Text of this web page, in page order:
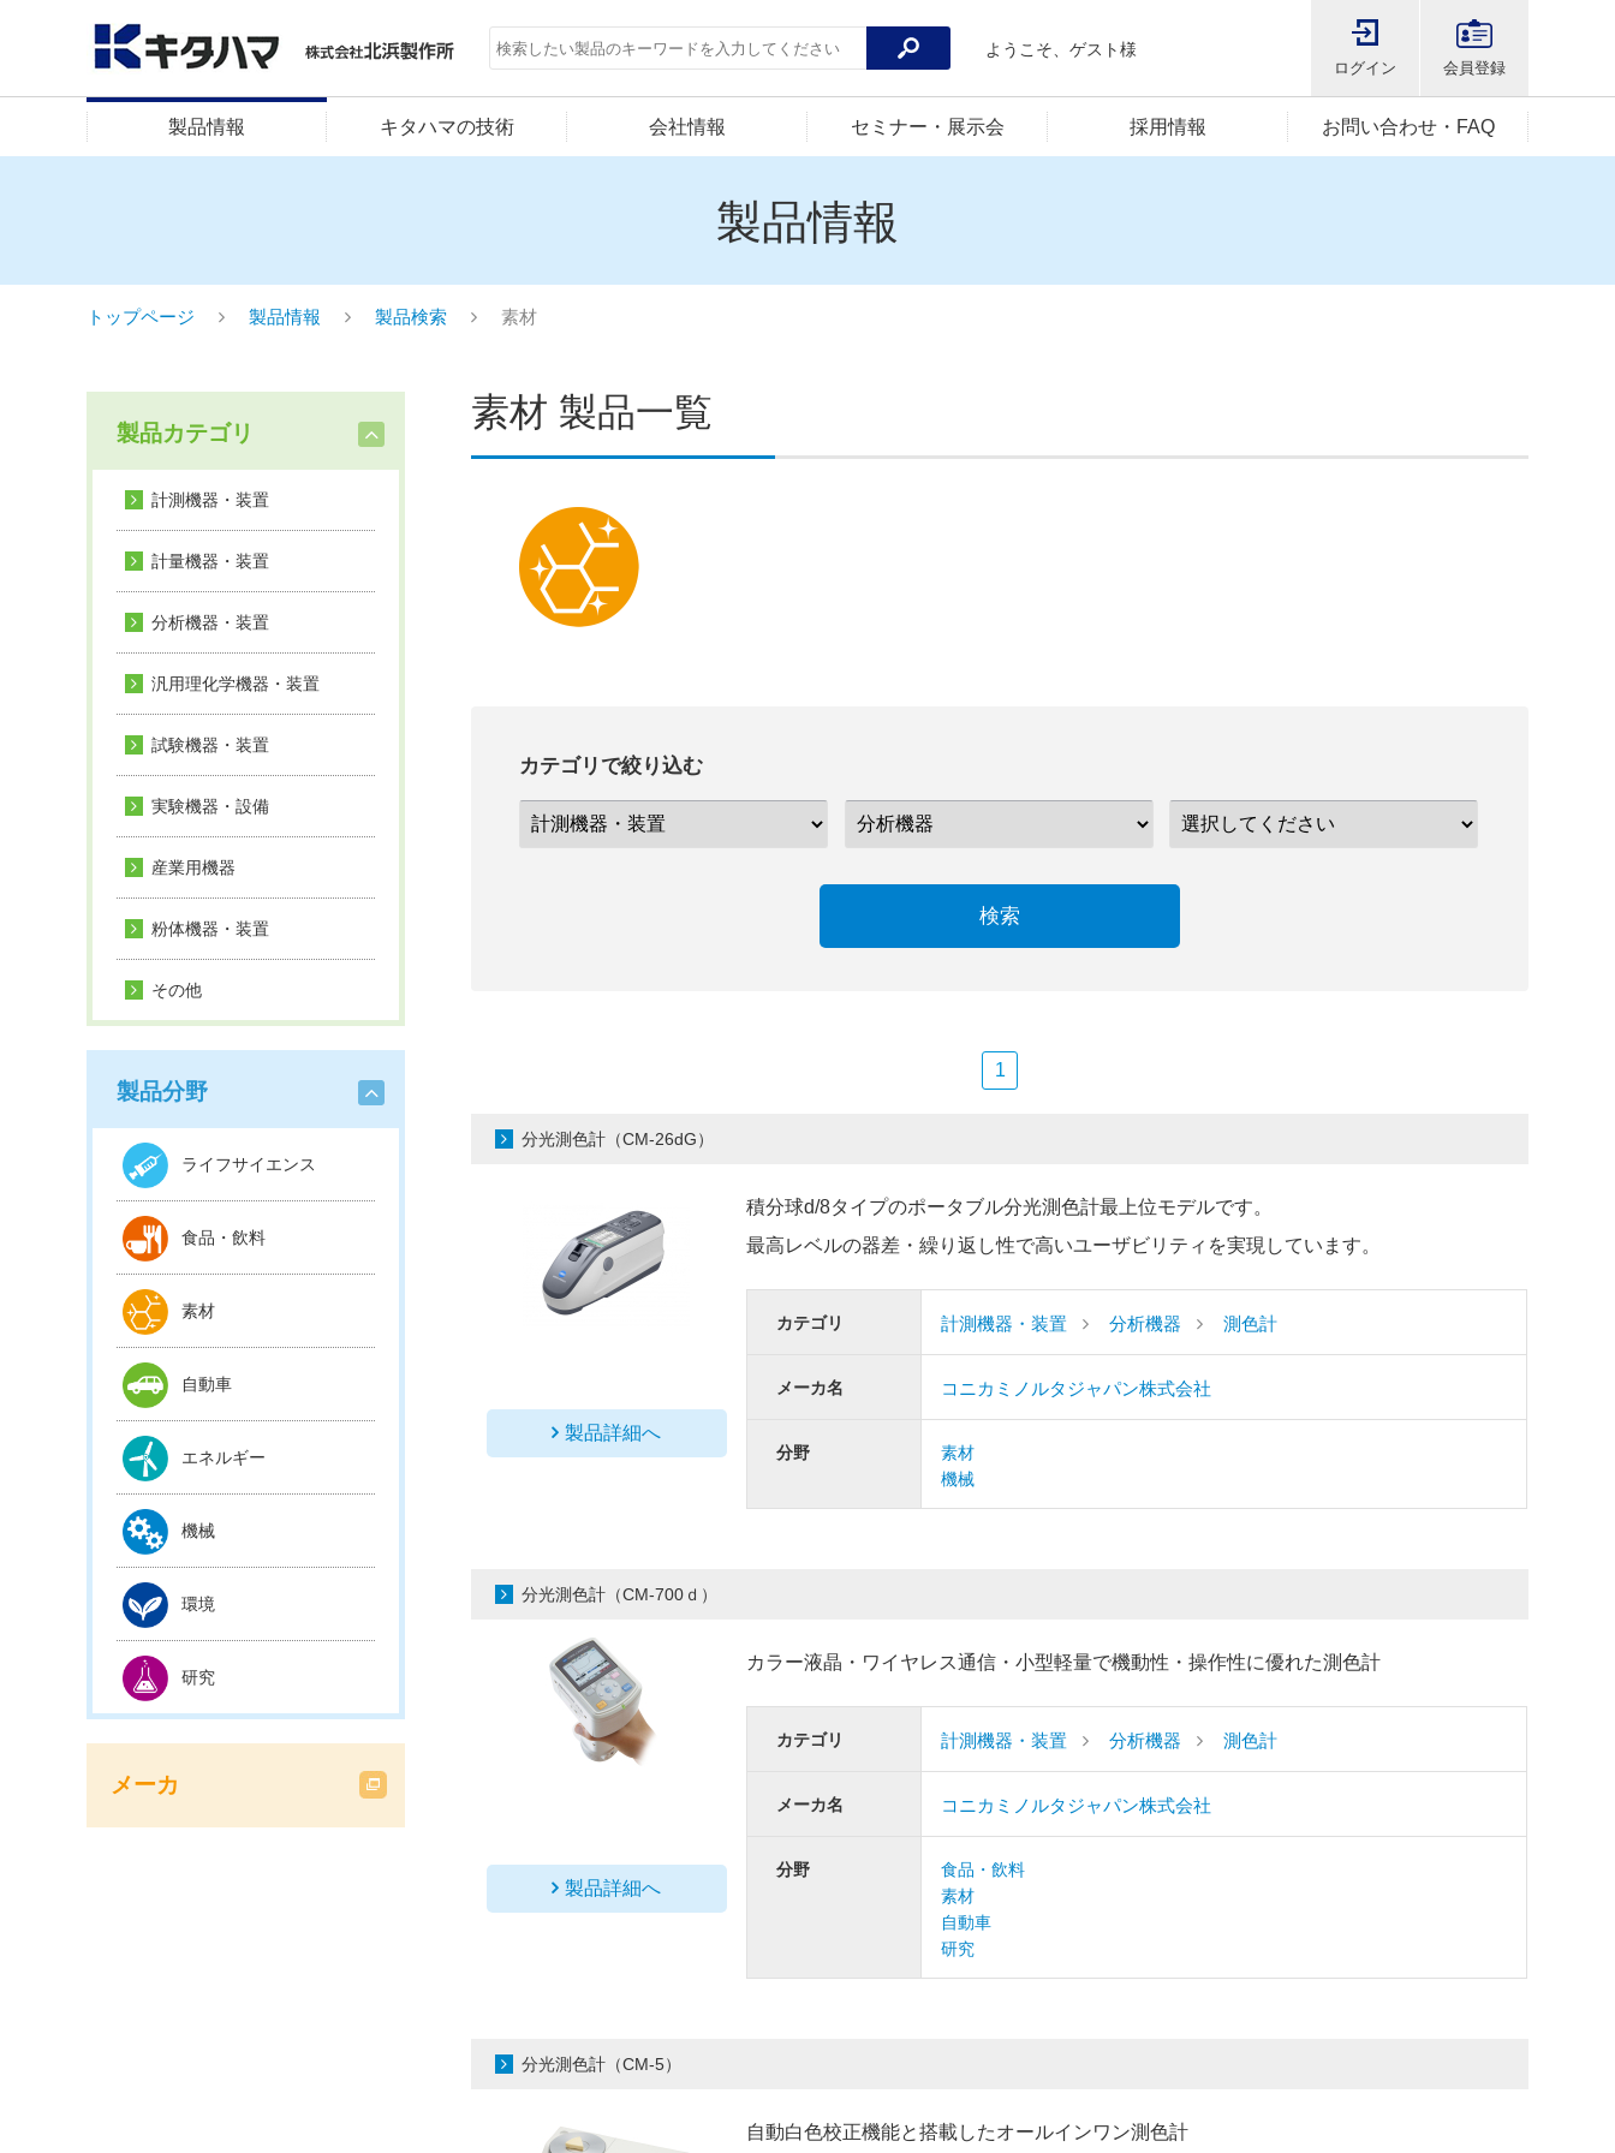
ようこそ、ゲスト様
ログイン 会員登録
製品情報 キタハマの技術 会社情報 セミナー・展示会 採用情報 お問い合わせ・FAQ
製品情報
トップページ 製品情報 製品検索 素材
製品カテゴリ
計測機器・装置
計量機器・装置
分析機器・装置
汎用理化学機器・装置
試験機器・装置
実験機器・設備
産業用機器
粉体機器・装置
その他
製品分野
ライフサイエンス
食品・飲料
素材
自動車
エネルギー
機械
環境
研究
メーカ
素材 製品一覧
カテゴリで絞り込む
検索
1
分光測色計（CM-26dG）
製品詳細へ
積分球d/8タイプのポータブル分光測色計最上位モデルです。
最高レベルの器差・繰り返し性で高いユーザビリティを実現しています。
カテゴリ 計測機器・装置 分析機器 測色計
メーカ名 コニカミノルタジャパン株式会社
分野
素材
機械
分光測色計（CM-700ｄ）
製品詳細へ
カラー液晶・ワイヤレス通信・小型軽量で機動性・操作性に優れた測色計
カテゴリ 計測機器・装置 分析機器 測色計
メーカ名 コニカミノルタジャパン株式会社
分野
食品・飲料
素材
自動車
研究
分光測色計（CM-5）
自動白色校正機能と搭載したオールインワン測色計